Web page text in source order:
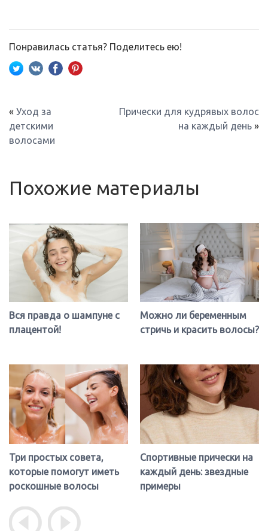
Понравилась статья? Поделитесь ею!
« Уход за
детскими
волосами
Прически для кудрявых волос
на каждый день »
Похожие материалы
Вся правда о шампуне с
плацентой!
Три простых совета,
которые помогут иметь
роскошные волосы
Можно ли беременным
стричь и красить волосы?
Спортивные прически на
каждый день: звездные
примеры